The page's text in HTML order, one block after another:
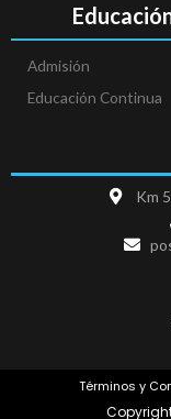
Admisión
Educación Continua
Km
Términos y